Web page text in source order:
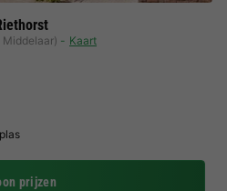
Middelaar) Kaart
prijzen